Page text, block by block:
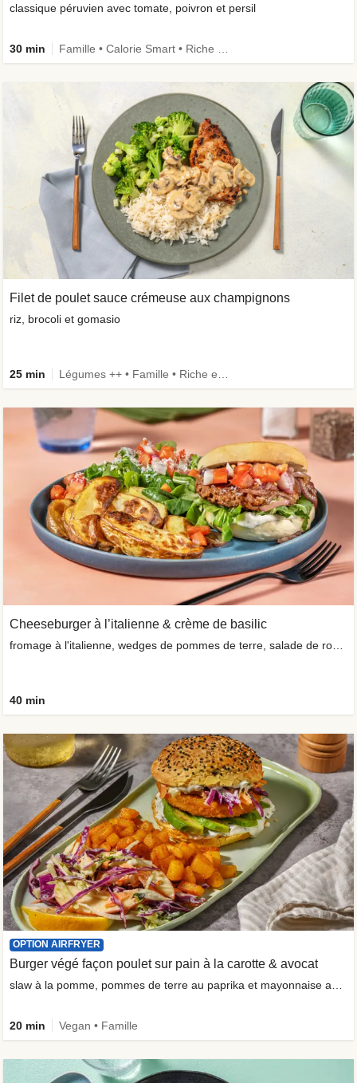
Filet de poulet sauce crémeuse aux champignons
riz, brocoli et gomasio
25 min
classique péruvien avec tomate, poivron et persil
30 min
Cheeseburger à l’italienne & crème de basilic
40 min
OPTION AIRFRYER
Burger végé façon poulet sur pain à la carotte & avocat
slaw à la pomme, pommes de terre au paprika et mayonnaise aux herbes
20 min Vegan • Famille